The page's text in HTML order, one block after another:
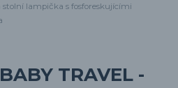
stolní lampička s fosforeskujícími
TRAVEL -